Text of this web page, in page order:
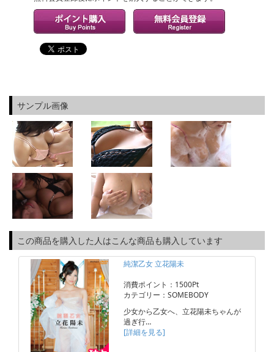
サンプル画像
この商品を購入した人はこんな商品も購入しています
純潔乙女 立花陽未
消費ポイント：1500Pt
カテゴリー：SOMEBODY
少女から乙女へ、立花陽未ちゃんが
過ぎ行…
[詳細を見る]